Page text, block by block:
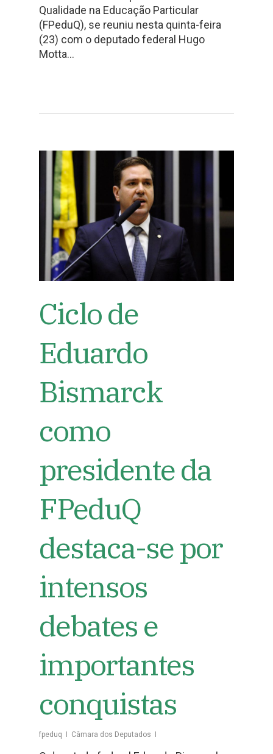
Qualidade na Educação Particular
(FPeduQ), se reuniu nesta quinta-feira
(23) com o deputado federal Hugo
Motta…
Ciclo de
Eduardo
Bismarck
como
presidente da
FPeduQ
destaca-se por
intensos
debates e
importantes
conquistas
fpeduq Câmara dos Deputados